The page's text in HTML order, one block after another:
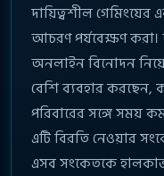
দায়িত্বশীল
আচরণ পর্যবেক্ষণ
অনলাইন বিনোদন
বেশি ব্যবহার
পরিবারের সঙ্গে সময়
এটি বিরতি নেওয়ার
এসব সংকেতকে